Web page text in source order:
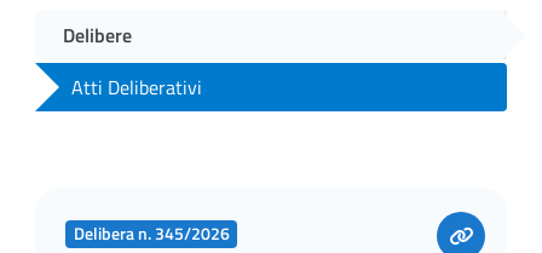
Delibere
Atti Deliberativi
Delibera n. 345/2026